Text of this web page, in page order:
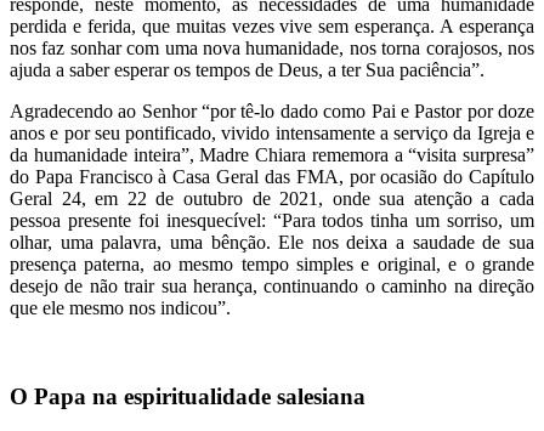
responde, neste momento, às necessidades de uma humanidade
perdida e ferida, que muitas vezes vive sem esperança. A esperança
nos faz sonhar com uma nova humanidade, nos torna corajosos, nos
ajuda a saber esperar os tempos de Deus, a ter Sua paciência”.
Agradecendo ao Senhor “por tê-lo dado como Pai e Pastor por doze
anos e por seu pontificado, vivido intensamente a serviço da Igreja e
da humanidade inteira”, Madre Chiara rememora a “visita surpresa”
do Papa Francisco à Casa Geral das FMA, por ocasião do Capítulo
Geral 24, em 22 de outubro de 2021, onde sua atenção a cada
pessoa presente foi inesquecível: “Para todos tinha um sorriso, um
olhar, uma palavra, uma bênção. Ele nos deixa a saudade de sua
presença paterna, ao mesmo tempo simples e original, e o grande
desejo de não trair sua herança, continuando o caminho na direção
que ele mesmo nos indicou”.
O Papa na espiritualidade salesiana